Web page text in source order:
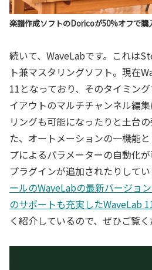
楽譜作成ソフトのDoricoが50%オフで購
続いて、WaveLabです。これは
ト兼マスタリングソフト。現在
11となっており、そのタイミン
イアウトのマルチチャンネル編
リングも可能になったりと土台
た、オートメーションの一機能
プによるパラメーターの自動化
プラグインが追加されたりして
ールのWaveLabの最新バージョ
のサポートも充実したWaveLab
く紹介しているので、ぜひご覧く